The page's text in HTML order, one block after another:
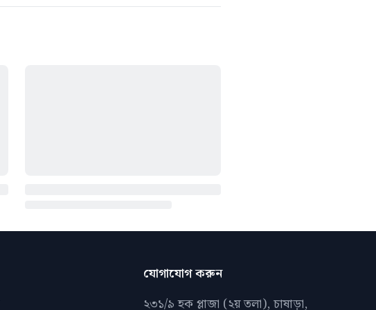
যোগাযোগ করুন
২৩১/৯ হক প্লাজা (২য় তলা), চাষাড়া,